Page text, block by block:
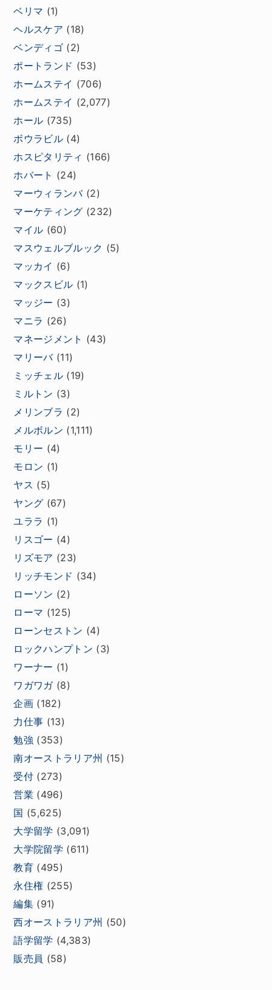
ベリマ (1)
ヘルスケア (18)
ベンディゴ (2)
ポートランド (53)
ホームステイ (706)
ホームステイ (2,077)
ホール (735)
ボウラビル (4)
ホスピタリティ (166)
ホバート (24)
マーウィランバ(2)
マーケティング (232)
マイル (60)
マスウェルブルック (5)
マッカイ (6)
マックスビル (1)
マッジー (3)
マニラ (26)
マネージメント (43)
マリーバ(11)
ミッチェル (19)
ミルトン (3)
メリンブラ (2)
メルボルン (1,111)
モリー (4)
モロン (1)
ヤス (5)
ヤング (67)
ユララ (1)
リスゴー (4)
リズモア (23)
リッチモンド (34)
ローソン (2)
ローマ (125)
ローンセストン (4)
ロックハンプトン (3)
ワーナー (1)
ワガワガ(8)
企画 (182)
力仕事 (13)
勉強 (353)
南オーストラリア州 (15)
受付 (273)
営業 (496)
国 (5,625)
大学留学 (3,091)
大学院留学 (611)
教育 (495)
永住権 (255)
編集 (91)
西オーストラリア州 (50)
語学留学 (4,383)
販売員 (58)